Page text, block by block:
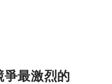
爭最激烈的